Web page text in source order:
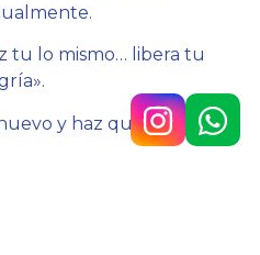
tu lo mismo… libera tu
y haz que viva la